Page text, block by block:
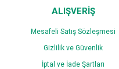
ALIŞVERİŞ
Mesafeli Satış Sözleşmesi
Gizlilik ve Güvenlik
İptal ve İade Şartları